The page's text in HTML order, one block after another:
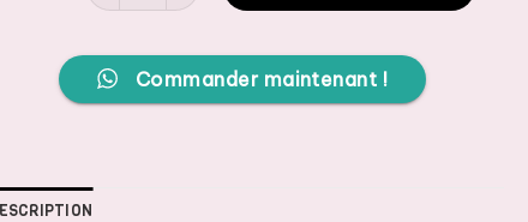
Commander maintenant !